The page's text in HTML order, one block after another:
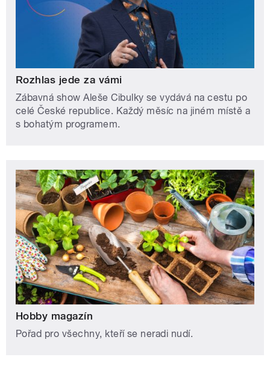
Rozhlas jede za vámi
Zábavná show Aleše Cibulky se vydává na cestu po
celé České republice. Každý měsíc na jiném místě a
s bohatým programem.
Hobby magazín
Pořad pro všechny, kteří se neradi nudí.